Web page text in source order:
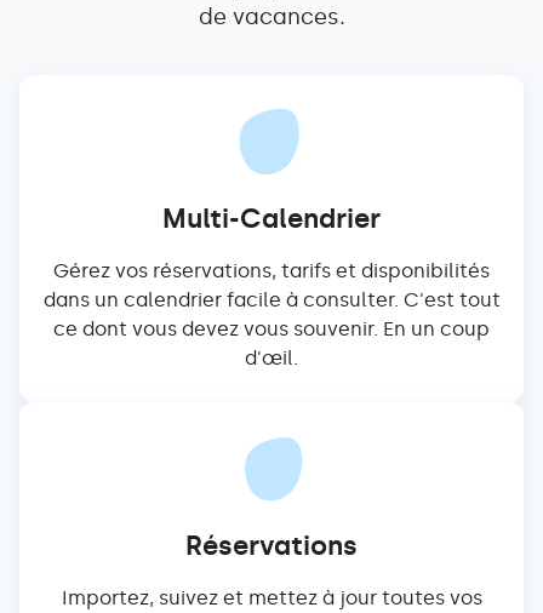
de vacances.
Multi-Calendrier
Gérez vos réservations, tarifs et disponibilités
dans un calendrier facile à consulter. C'est tout
ce dont vous devez vous souvenir. En un coup
d'œil.
Réservations
Importez, suivez et mettez à jour toutes vos